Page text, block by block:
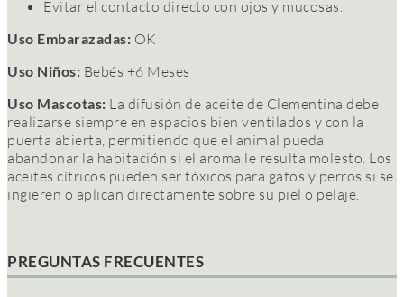
Evitar el contacto directo con ojos y mucosas.
Uso Embarazadas: OK
Uso Niños: Bebés +6 Meses
Uso Mascotas: La difusión de aceite de Clementina debe
realizarse siempre en espacios bien ventilados y con la
puerta abierta, permitiendo que el animal pueda
abandonar la habitación si el aroma le resulta molesto. Los
aceites cítricos pueden ser tóxicos para gatos y perros si se
ingieren o aplican directamente sobre su piel o pelaje.
PREGUNTAS FRECUENTES